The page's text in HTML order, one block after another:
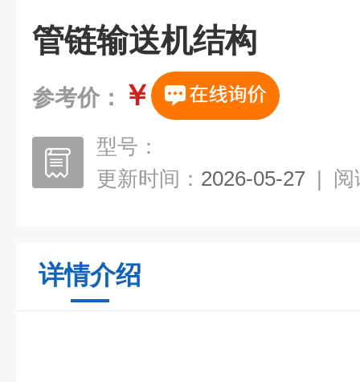
管链输送机结构
参考价： ￥
型号：
更新时间： 2026-05-27 | 阅
详情介绍